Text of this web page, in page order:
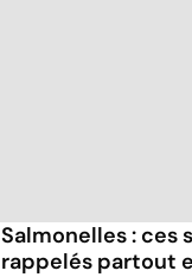
Salmonelles : ces
rappelés partout